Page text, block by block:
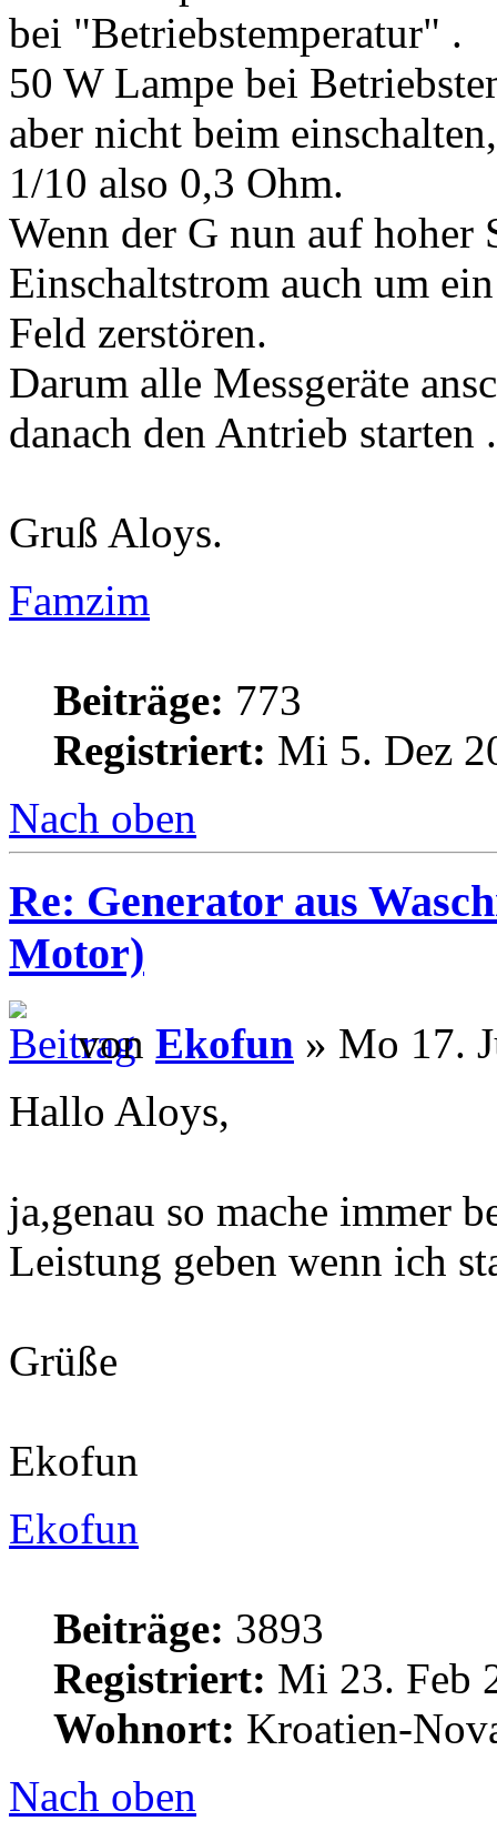
bei "Betriebstemperatur" .
50 W Lampe bei
aber nicht beim
1/10 also 0,3 Ohm.
Wenn der G nun auf hoher
Einschaltstrom auch um
Feld zerstören.
Darum alle Messgeräte
danach den Antrieb starten .
Gruß Aloys.
Famzim
Beiträge: 773
Registriert: Mi 5. Dez
Nach oben
Re: Generator aus
Motor)
von Ekofun » Mo 17.
Hallo Aloys,
ja,genau so mache immer
Leistung geben wenn ich
Grüße
Ekofun
Ekofun
Beiträge: 3893
Registriert: Mi 23. Feb
Wohnort: Kroatien-
Nach oben